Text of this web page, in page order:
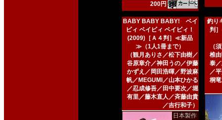
200円
BABY BABY BABY! ベイ
ビィ ベイビィ ベイビィ！
(2009)［Ａ４判］≪新品
≫（1人1冊まで）
（観月ありさ／松下由樹／
谷原章介／神田うの／伊藤
かずえ／岡田浩暉／野波麻
帆／MEGUMI／山本ひかる
／忍成修吾／田中要次／堀
有里／藤木直人／斉藤由貴
／吉行和子）
日本製作
釣り
判
（
椎
泰
／
桐